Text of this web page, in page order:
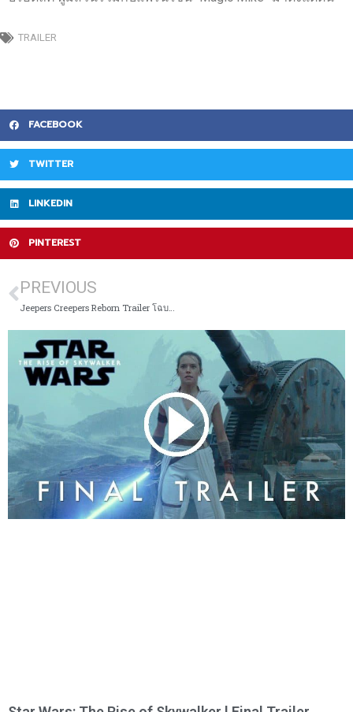
TRAILER
FACEBOOK
TWITTER
LINKEDIN
PINTEREST
PREVIOUS